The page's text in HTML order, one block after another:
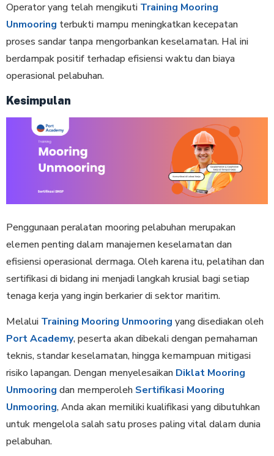
Operator yang telah mengikuti Training Mooring
Unmooring terbukti mampu meningkatkan kecepatan
proses sandar tanpa mengorbankan keselamatan. Hal ini
berdampak positif terhadap efisiensi waktu dan biaya
operasional pelabuhan.
Kesimpulan
Penggunaan peralatan mooring pelabuhan merupakan
elemen penting dalam manajemen keselamatan dan
efisiensi operasional dermaga. Oleh karena itu, pelatihan dan
sertifikasi di bidang ini menjadi langkah krusial bagi setiap
tenaga kerja yang ingin berkarier di sektor maritim.
Melalui Training Mooring Unmooring yang disediakan oleh
Port Academy, peserta akan dibekali dengan pemahaman
teknis, standar keselamatan, hingga kemampuan mitigasi
risiko lapangan. Dengan menyelesaikan Diklat Mooring
Unmooring dan memperoleh Sertifikasi Mooring
Unmooring, Anda akan memiliki kualifikasi yang dibutuhkan
untuk mengelola salah satu proses paling vital dalam dunia
pelabuhan.